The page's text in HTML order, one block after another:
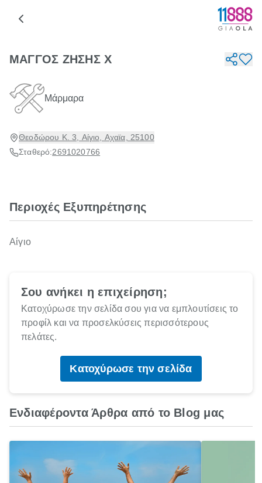
ΜΑΓΓΟΣ ΖΗΣΗΣ Χ
Μάρμαρα
Θεοδώρου Κ. 3, Αίγιο, Αχαϊα, 25100
Σταθερό:2691020766
Περιοχές Εξυπηρέτησης
Αίγιο
Σου ανήκει η επιχείρηση;
Κατοχύρωσε την σελίδα σου για να εμπλουτίσεις το
προφίλ και να προσελκύσεις περισσότερους
πελάτες.
Κατοχύρωσε την σελίδα
Ενδιαφέροντα Άρθρα από το Blog μας